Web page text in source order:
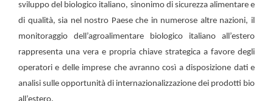
sviluppo del biologico italiano, sinonimo di sicurezza alimentare e
di qualità, sia nel nostro Paese che in numerose altre nazioni, il
monitoraggio dell’agroalimentare biologico italiano all’estero
rappresenta una vera e propria chiave strategica a favore degli
operatori e delle imprese che avranno così a disposizione dati e
analisi sulle opportunità di internazionalizzazione dei prodotti bio